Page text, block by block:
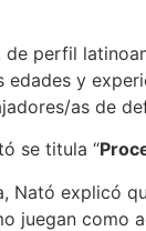
perfil
edades y
as de
se titula “
Nató explicó
juegan como